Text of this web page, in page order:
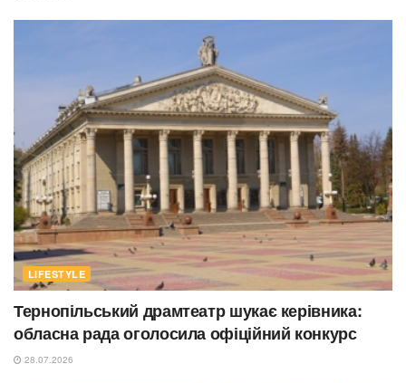
LIFESTYLE
Тернопільський драмтеатр шукає керівника:
обласна рада оголосила офіційний конкурс
28.07.2026